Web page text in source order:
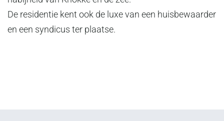
De residentie kent ook de luxe van een huisbewaarder
en een syndicus ter plaatse.